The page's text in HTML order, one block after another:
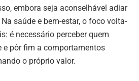
embora seja aconselhável adiar
saúde e bem-estar, o foco volta-
é necessário perceber quem
e pôr fim a comportamentos
o próprio valor.